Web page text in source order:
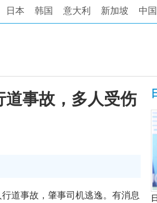
日本 韩国 意大利 新加坡 中国
事故，多人受伤
道事故，肇事司机逃逸。有消息